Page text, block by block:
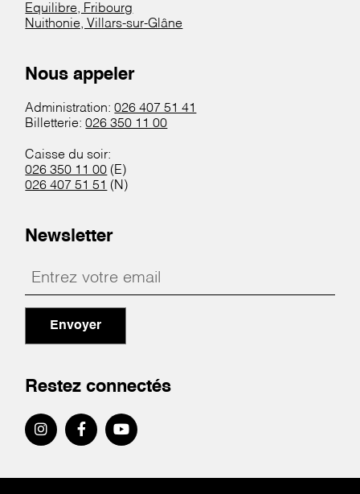
Equilibre, Fribourg
Nuithonie, Villars-sur-Glâne
Nous appeler
Administration:026 407 51 41
Billetterie:026 350 11 00
Caisse du soir:
026 350 11 00 (E)
026 407 51 51 (N)
Newsletter
Envoyer
Restez connectés